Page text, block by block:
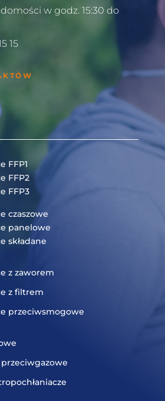
w godz. 15:30 do
15
FFP1
FFP2
FFP3
czaszowe
panelowe
składane
z zaworem
z filtrem
przeciwsmogowe
przeciwgazowe